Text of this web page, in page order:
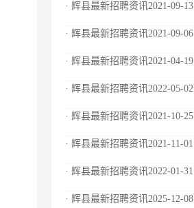
· 辉县最新招聘资讯2021-09-13
· 辉县最新招聘资讯2021-09-06
· 辉县最新招聘资讯2021-04-19
· 辉县最新招聘资讯2022-05-02
· 辉县最新招聘资讯2021-10-25
· 辉县最新招聘资讯2021-11-01
· 辉县最新招聘资讯2022-01-31
· 辉县最新招聘资讯2025-12-08